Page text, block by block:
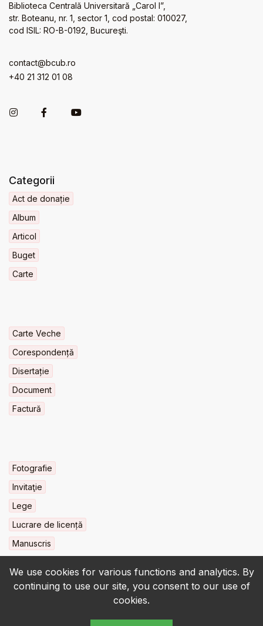
We use cookies for various functions and analytics. By
continuing to use our site, you consent to our use of
cookies.
Biblioteca Centrală Universitară „Carol I”,
str. Boteanu, nr. 1, sector 1, cod postal: 010027,
cod ISIL: RO-B-0192, Bucureşti.
contact@bcub.ro
+40 21 312 01 08
Categorii
Act de donație
Album
Articol
Buget
Carte
Carte Veche
Corespondență
Disertație
Document
Factură
Fotografie
Invitaţie
Lege
Lucrare de licență
Manuscris
© 2022-2026 • BCU „Carol I” - All rights reserved.